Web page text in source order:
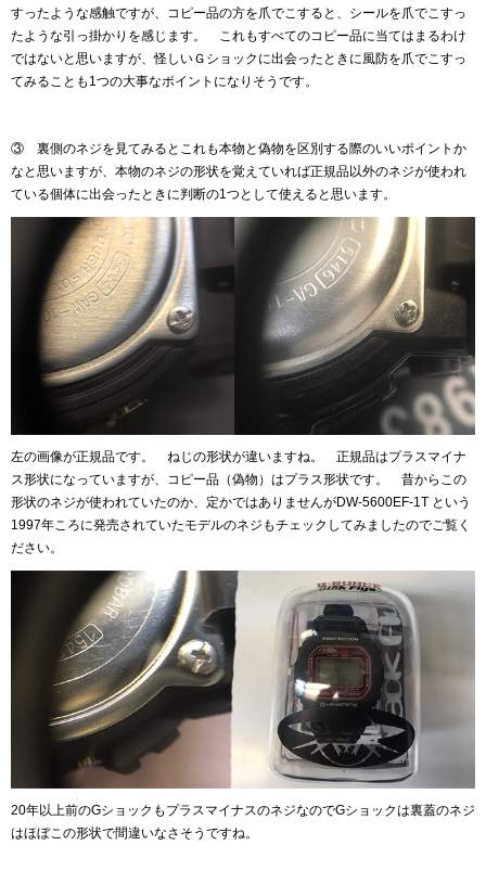
すったような感触ですが、コピー品の方を爪でこすると、シールを爪でこすっ
たような引っ掛かりを感じます。 これもすべてのコピー品に当てはまるわけ
ではないと思いますが、怪しいＧショックに出会ったときに風防を爪でこすっ
てみることも1つの大事なポイントになりそうです。
③ 裏側のネジを見てみるとこれも本物と偽物を区別する際のいいポイントか
なと思いますが、本物のネジの形状を覚えていれば正規品以外のネジが使われ
ている個体に出会ったときに判断の1つとして使えると思います。
左の画像が正規品です。 ねじの形状が違いますね。 正規品はプラスマイナ
ス形状になっていますが、コピー品（偽物）はプラス形状です。 昔からこの
形状のネジが使われていたのか、定かではありませんがDW-5600EF-1T という
1997年ころに発売されていたモデルのネジもチェックしてみましたのでご覧く
ださい。
20年以上前のGショックもプラスマイナスのネジなのでGショックは裏蓋のネジ
はほぼこの形状で間違いなさそうですね。